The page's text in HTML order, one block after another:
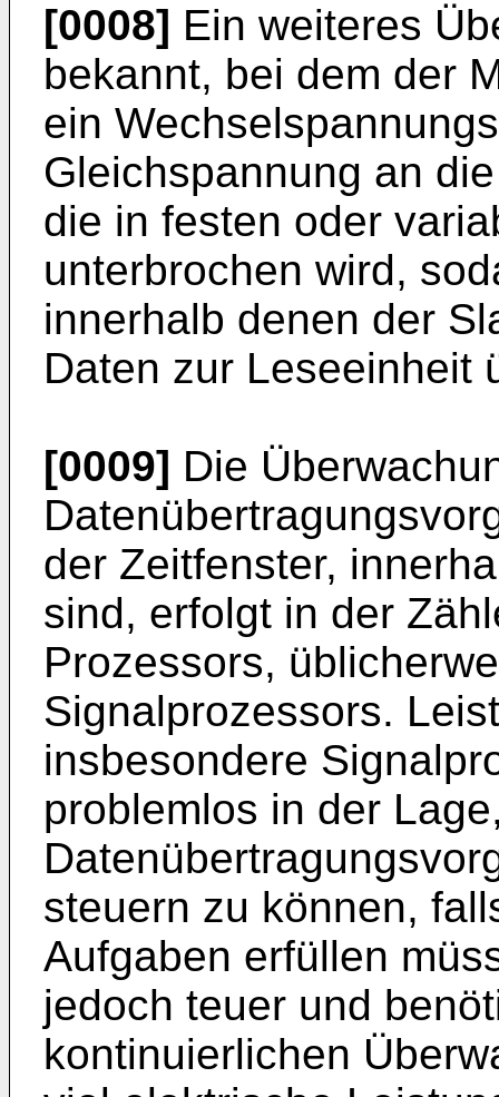
[0008] Ein weiteres
bekannt, bei dem der
ein
Gleichspannung an
die in festen oder
unterbrochen wird,
innerhalb denen der
Daten zur Leseeinheit
[0009] Die
der Zeitfenster,
sind, erfolgt in der
Prozessors,
Signalprozessors.
insbesondere
problemlos in der
steuern zu können,
Aufgaben erfüllen
jedoch teuer und
kontinuierlichen